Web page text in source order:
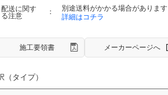
配送に関す
る注意
別途送料がかかる場合があります
詳細はコチラ
施工要領書 メーカーページへ
（タイプ）